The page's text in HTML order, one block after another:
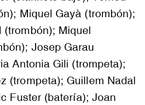
Miquel Gayà (trombón);
(trombón); Miquel
Josep Garau
Antonia Gili (trompeta);
(trompeta); Guillem Nadal
Fuster (batería); Joan